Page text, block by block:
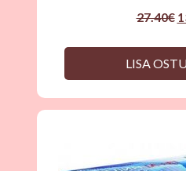
27.40€
LISA